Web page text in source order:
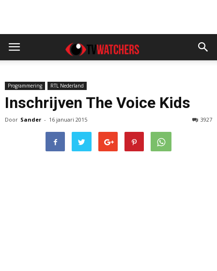
Programmering RTL Nederland
Inschrijven The Voice Kids
Door Sander - 16 januari 2015 3927